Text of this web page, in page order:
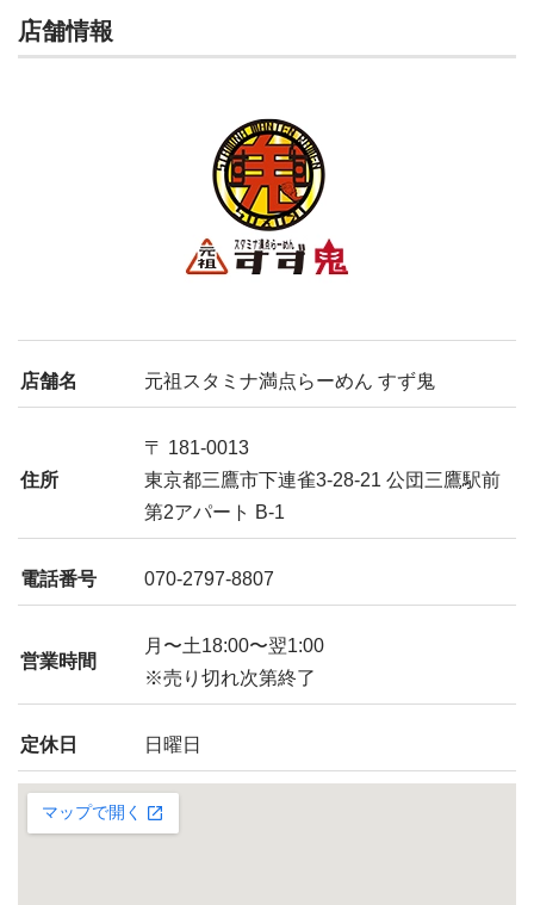
店舗情報
店舗名 元祖スタミナ満点らーめん すず鬼
住所
〒 181-0013
東京都三鷹市下連雀3-28-21 公団三鷹駅前
第2アパート B-1
電話番号 070-2797-8807
営業時間
月〜土18:00〜翌1:00
※売り切れ次第終了
定休日 日曜日